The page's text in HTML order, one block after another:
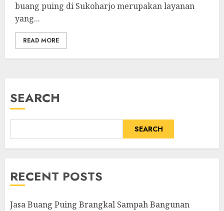
buang puing di Sukoharjo merupakan layanan
yang...
READ MORE
SEARCH
SEARCH
RECENT POSTS
Jasa Buang Puing Brangkal Sampah Bangunan